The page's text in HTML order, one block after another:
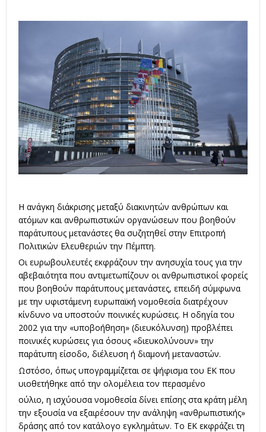
Η ανάγκη διάκρισης μεταξύ διακινητών ανθρώπων και
ατόμων και ανθρωπιστικών οργανώσεων που βοηθούν
παράτυπους μετανάστες θα συζητηθεί στην Επιτροπή
Πολιτικών Ελευθεριών την Πέμπτη.
Οι ευρωβουλευτές εκφράζουν την ανησυχία τους για την
αβεβαιότητα που αντιμετωπίζουν οι ανθρωπιστικοί φορείς
που βοηθούν παράτυπους μετανάστες, επειδή σύμφωνα
με την υφιστάμενη ευρωπαϊκή νομοθεσία διατρέχουν
κίνδυνο να υποστούν ποινικές κυρώσεις. Η οδηγία του
2002 για την «υποβοήθηση» (διευκόλυνση) προβλέπει
ποινικές κυρώσεις για όσους «διευκολύνουν» την
παράτυπη είσοδο, διέλευση ή διαμονή μεταναστών.
Ωστόσο, όπως υπογραμμίζεται σε ψήφισμα του ΕΚ που
υιοθετήθηκε από την ολομέλεια τον περασμένο
ούλιο, η ισχύουσα νομοθεσία δίνει επίσης στα κράτη μέλη
την εξουσία να εξαιρέσουν την ανάληψη «ανθρωπιστικής»
δράσης από τον κατάλογο εγκλημάτων. Το ΕΚ εκφράζει τη